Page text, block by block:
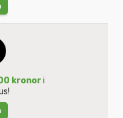
kronori